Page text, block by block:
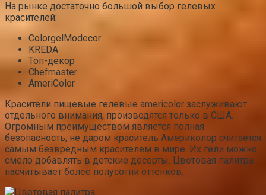
На рынке достаточно большой выбор гелевых
красителей:
ColorgelModecor
KREDA
Топ-декор
Chefmaster
AmeriColor
Красители пищевые гелевые americolor заслуживают
отдельного внимания, производятся только в США.
Огромным преимуществом является полная
безопасность, не даром краситель Америколор считается
самым безвредным красителем в мире. Их гели можно
смело добавлять в детские десерты. Цветовая палитра
насчитывает более полусотни оттенков.